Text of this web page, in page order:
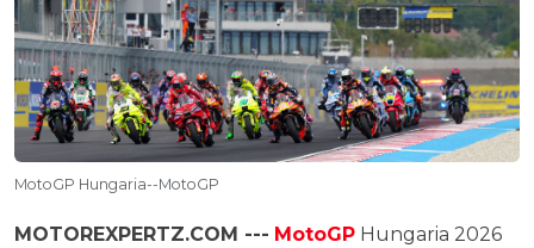
MotoGP Hungaria--MotoGP
MOTOREXPERTZ.COM --- MotoGP Hungaria 2026